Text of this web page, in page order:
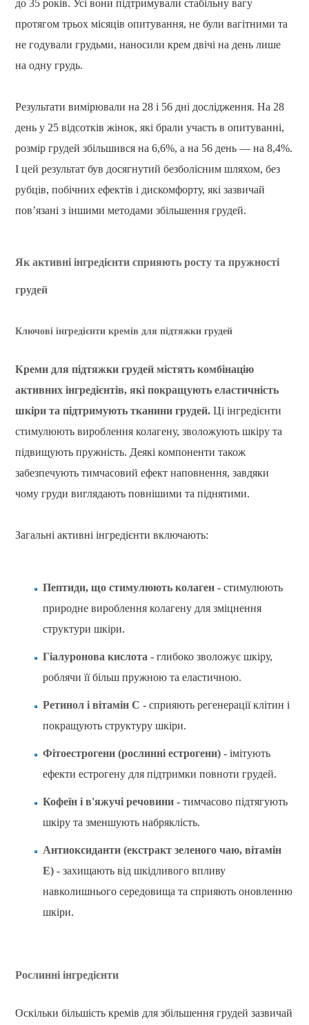
до 35 років. Усі вони підтримували стабільну вагу
протягом трьох місяців опитування, не були вагітними та
не годували грудьми, наносили крем двічі на день лише
на одну грудь.
Результати вимірювали на 28 і 56 дні дослідження. На 28
день у 25 відсотків жінок, які брали участь в опитуванні,
розмір грудей збільшився на 6,6%, а на 56 день — на 8,4%.
І цей результат був досягнутий безболісним шляхом, без
рубців, побічних ефектів і дискомфорту, які зазвичай
пов’язані з іншими методами збільшення грудей.
Як активні інгредієнти сприяють росту та пружності
грудей
Ключові інгредієнти кремів для підтяжки грудей
Креми для підтяжки грудей містять комбінацію
активних інгредієнтів, які покращують еластичність
шкіри та підтримують тканини грудей. Ці інгредієнти
стимулюють вироблення колагену, зволожують шкіру та
підвищують пружність. Деякі компоненти також
забезпечують тимчасовий ефект наповнення, завдяки
чому груди виглядають повнішими та піднятими.
Загальні активні інгредієнти включають:
Пептиди, що стимулюють колаген - стимулюють
природне вироблення колагену для зміцнення
структури шкіри.
Гіалуронова кислота - глибоко зволожує шкіру,
роблячи її більш пружною та еластичною.
Ретинол і вітамін С - сприяють регенерації клітин і
покращують структуру шкіри.
Фітоестрогени (рослинні естрогени) - імітують
ефекти естрогену для підтримки повноти грудей.
Кофеїн і в'яжучі речовини - тимчасово підтягують
шкіру та зменшують набряклість.
Антиоксиданти (екстракт зеленого чаю, вітамін
Е) - захищають від шкідливого впливу
навколишнього середовища та сприяють оновленню
шкіри.
Рослинні інгредієнти
Оскільки більшість кремів для збільшення грудей зазвичай